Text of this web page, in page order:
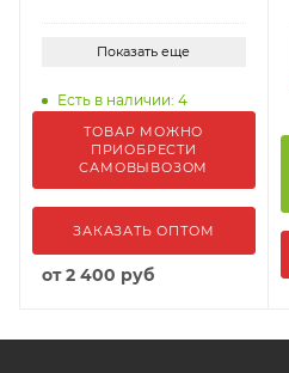
Показать еще
Есть в наличии: 4
ТОВАР МОЖНО
ПРИОБРЕСТИ
САМОВЫВОЗОМ
ЗАКАЗАТЬ ОПТОМ
от2 400 руб